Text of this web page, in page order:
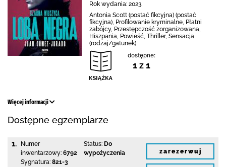
Rok wydania: 2023.
Antonia Scott (postać fikcyjna) (postać
fikcyjna), Profilowanie kryminalne, Płatni
zabójcy, Przestępczość zorganizowana,
Hiszpania, Powieść, Thriller, Sensacja
(rodzaj/gatunek)
dostępne:
1 z 1
Więcej informacji
Dostępne egzemplarze
1.
Numer
inwentarzowy: 6792
Sygnatura: 821-3
Status: Do
wypożyczenia
zarezerwuj